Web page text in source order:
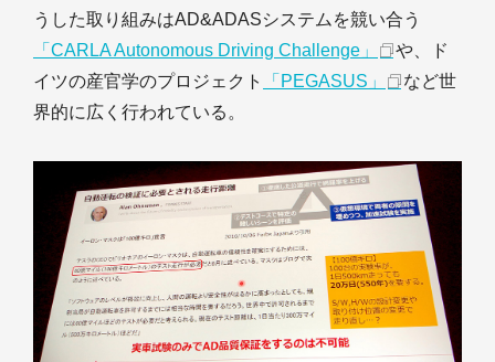
うした取り組みはAD&ADASシステムを競い合う
「CARLA Autonomous Driving Challenge」
や、ド
イツの産官学のプロジェクト
「PEGASUS」
など世
界的に広く行われている。